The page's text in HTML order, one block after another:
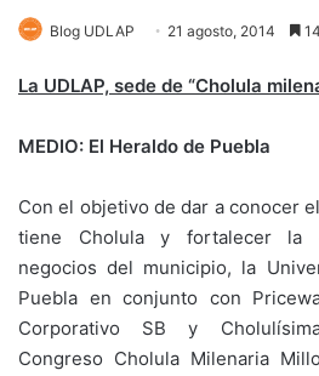
Blog UDLAP 21 agosto, 2014
La UDLAP, sede de “Cholula
MEDIO: El Heraldo de Puebla
Con el objetivo de dar a conocer
tiene Cholula y fortalecer la
negocios del municipio, la
Puebla en conjunto con
Corporativo SB y
Congreso Cholula Milenaria